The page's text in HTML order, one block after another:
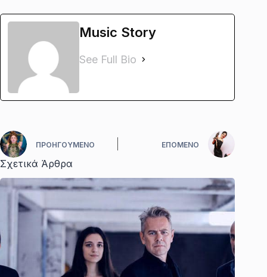
Music Story
See Full Bio
ΠΡΟΗΓΟΎΜΕΝΟ ΕΠΌΜΕΝΟ
Σχετικά Άρθρα